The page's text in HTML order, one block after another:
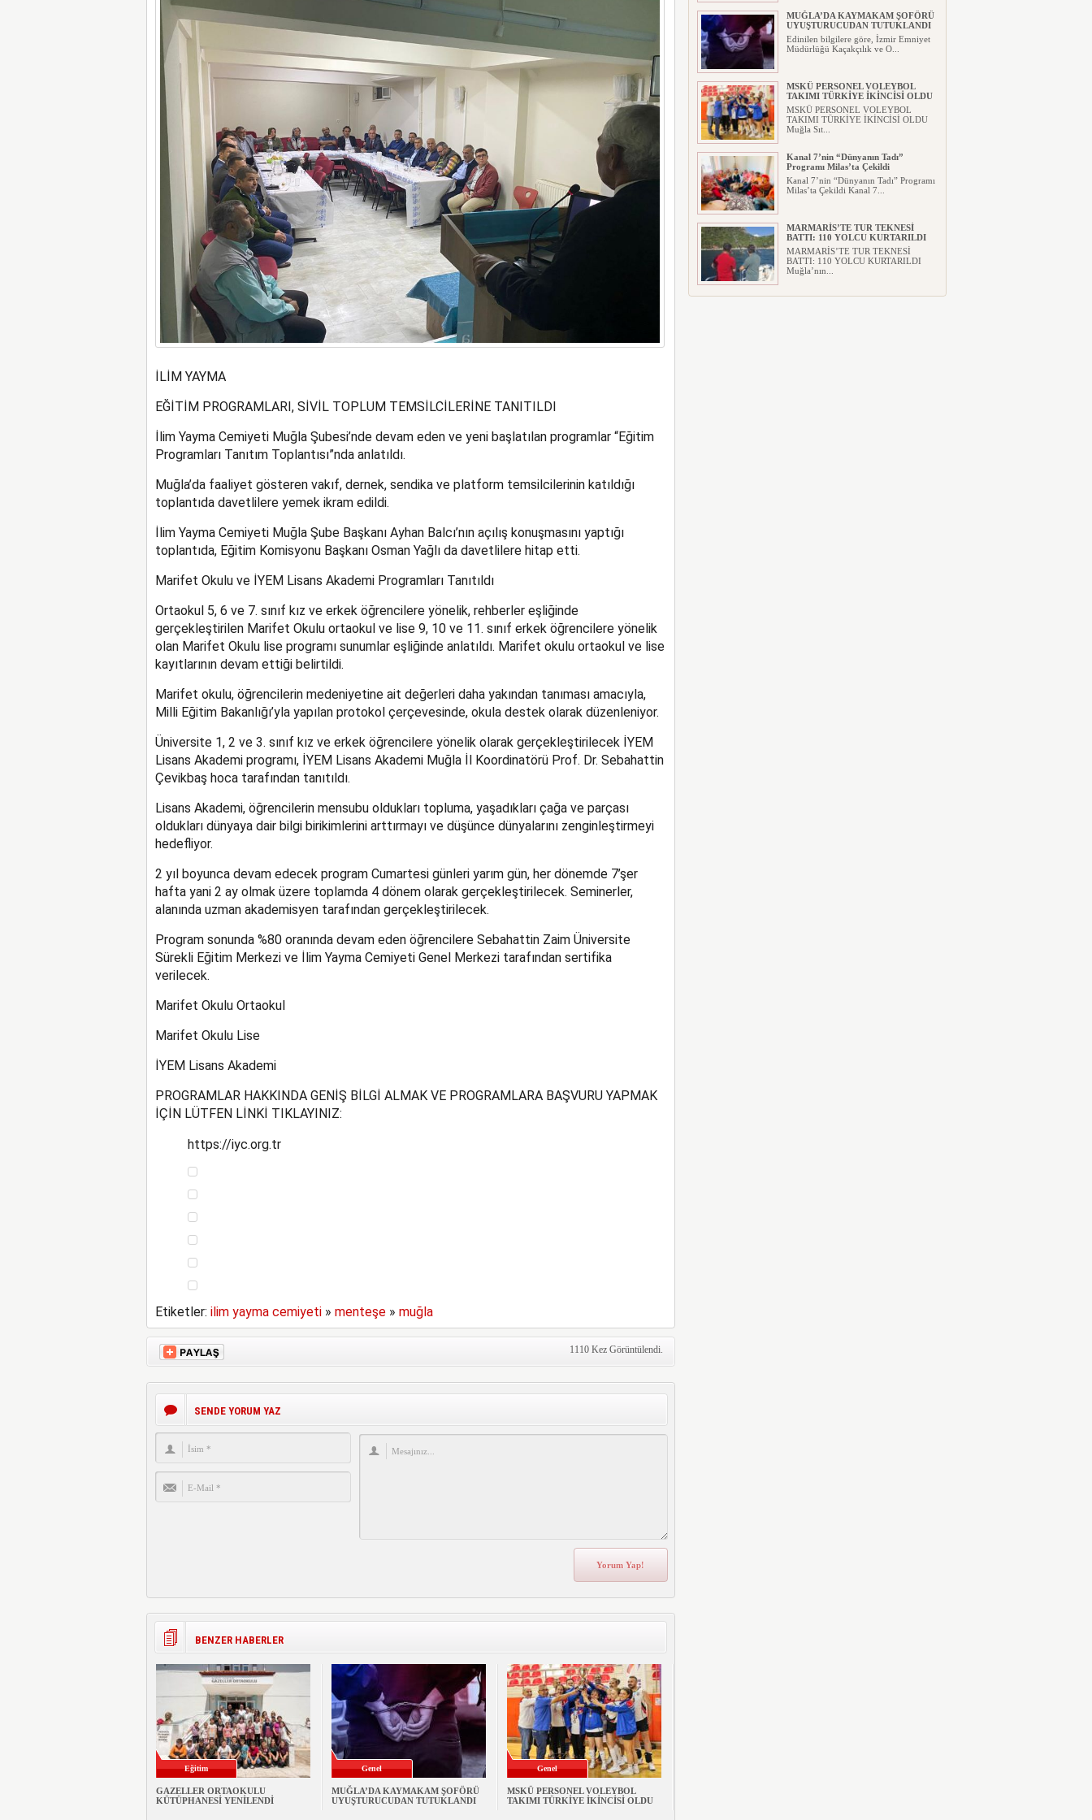
İLİM YAYMA
EĞİTİM PROGRAMLARI, SİVİL TOPLUM TEMSİLCİLERİNE TANITILDI
İlim Yayma Cemiyeti Muğla Şubesi’nde devam eden ve yeni başlatılan programlar “Eğitim
Programları Tanıtım Toplantısı”nda anlatıldı.
Muğla’da faaliyet gösteren vakıf, dernek, sendika ve platform temsilcilerinin katıldığı
toplantıda davetlilere yemek ikram edildi.
İlim Yayma Cemiyeti Muğla Şube Başkanı Ayhan Balcı’nın açılış konuşmasını yaptığı
toplantıda, Eğitim Komisyonu Başkanı Osman Yağlı da davetlilere hitap etti.
Marifet Okulu ve İYEM Lisans Akademi Programları Tanıtıldı
Ortaokul 5, 6 ve 7. sınıf kız ve erkek öğrencilere yönelik, rehberler eşliğinde
gerçekleştirilen Marifet Okulu ortaokul ve lise 9, 10 ve 11. sınıf erkek öğrencilere yönelik
olan Marifet Okulu lise programı sunumlar eşliğinde anlatıldı. Marifet okulu ortaokul ve lise
kayıtlarının devam ettiği belirtildi.
Marifet okulu, öğrencilerin medeniyetine ait değerleri daha yakından tanıması amacıyla,
Milli Eğitim Bakanlığı’yla yapılan protokol çerçevesinde, okula destek olarak düzenleniyor.
Üniversite 1, 2 ve 3. sınıf kız ve erkek öğrencilere yönelik olarak gerçekleştirilecek İYEM
Lisans Akademi programı, İYEM Lisans Akademi Muğla İl Koordinatörü Prof. Dr. Sebahattin
Çevikbaş hoca tarafından tanıtıldı.
Lisans Akademi, öğrencilerin mensubu oldukları topluma, yaşadıkları çağa ve parçası
oldukları dünyaya dair bilgi birikimlerini arttırmayı ve düşünce dünyalarını zenginleştirmeyi
hedefliyor.
2 yıl boyunca devam edecek program Cumartesi günleri yarım gün, her dönemde 7’şer
hafta yani 2 ay olmak üzere toplamda 4 dönem olarak gerçekleştirilecek. Seminerler,
alanında uzman akademisyen tarafından gerçekleştirilecek.
Program sonunda %80 oranında devam eden öğrencilere Sebahattin Zaim Üniversite
Sürekli Eğitim Merkezi ve İlim Yayma Cemiyeti Genel Merkezi tarafından sertifika
verilecek.
Marifet Okulu Ortaokul
Marifet Okulu Lise
İYEM Lisans Akademi
PROGRAMLAR HAKKINDA GENİŞ BİLGİ ALMAK VE PROGRAMLARA BAŞVURU YAPMAK
İÇİN LÜTFEN LİNKİ TIKLAYINIZ:
https://iyc.org.tr
Etiketler: ilim yayma cemiyeti» menteşe» muğla
1110 Kez Görüntülendi.
SENDE YORUM YAZ
BENZER HABERLER
Eğitim
GAZELLER ORTAOKULU
KÜTÜPHANESİ YENİLENDİ
Genel
MUĞLA’DA KAYMAKAM ŞOFÖRÜ
UYUŞTURUCUDAN TUTUKLANDI
Genel
MSKÜ PERSONEL VOLEYBOL
TAKIMI TÜRKİYE İKİNCİSİ OLDU
MUĞLA’DA KAYMAKAM ŞOFÖRÜ
UYUŞTURUCUDAN TUTUKLANDI
Edinilen bilgilere göre, İzmir Emniyet
Müdürlüğü Kaçakçılık ve O...
MSKÜ PERSONEL VOLEYBOL
TAKIMI TÜRKİYE İKİNCİSİ OLDU
MSKÜ PERSONEL VOLEYBOL
TAKIMI TÜRKİYE İKİNCİSİ OLDU
Muğla Sıt...
Kanal 7’nin “Dünyanın Tadı”
Programı Milas’ta Çekildi
Kanal 7’nin “Dünyanın Tadı” Programı
Milas’ta Çekildi Kanal 7...
MARMARİS’TE TUR TEKNESİ
BATTI: 110 YOLCU KURTARILDI
MARMARİS’TE TUR TEKNESİ
BATTI: 110 YOLCU KURTARILDI
Muğla’nın...
MUĞLA’YA DEV SPOR